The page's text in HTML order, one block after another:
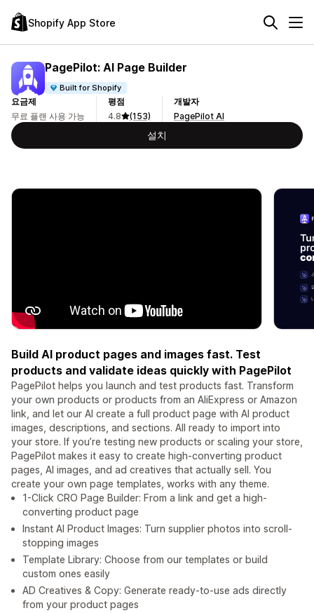
Shopify App Store
PagePilot: AI Page Builder
Built for Shopify
요금제
무료 플랜 사용 가능
평점
4.8
(153)
개발자
PagePilot AI
설치
Build AI product pages and images fast. Test
products and validate ideas quickly with PagePilot
PagePilot helps you launch and test products fast. Transform
your own products or products from an AliExpress or Amazon
link, and let our AI create a full product page with AI product
images, descriptions, and sections. All ready to import into
your store. If you’re testing new products or scaling your store,
PagePilot makes it easy to create high-converting product
pages, AI images, and ad creatives that actually sell. You
create your own page templates, works with any theme.
1-Click CRO Page Builder: From a link and get a high-
converting product page
Instant AI Product Images: Turn supplier photos into scroll-
stopping images
Template Library: Choose from our templates or build
custom ones easily
AD Creatives & Copy: Generate ready-to-use ads directly
from your product pages